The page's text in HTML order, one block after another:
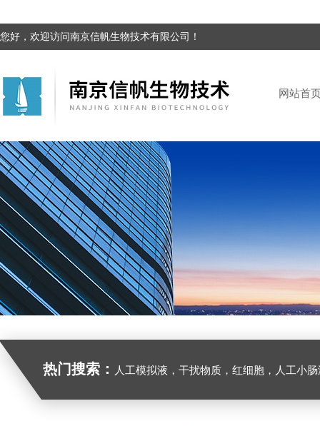
您好，欢迎访问南京信帆生物技术有限公司！
网站首
热门搜索： 人工模拟液，干扰物质，红细胞，人工小